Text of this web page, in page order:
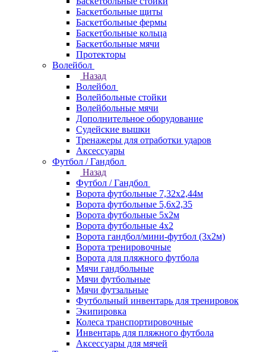
Баскетбольные щиты
Баскетбольные фермы
Баскетбольные кольца
Баскетбольные мячи
Протекторы
Волейбол
Назад
Волейбол
Волейбольные стойки
Волейбольные мячи
Дополнительное оборудование
Судейские вышки
Тренажеры для отработки ударов
Аксессуары
Футбол / Гандбол
Назад
Футбол / Гандбол
Ворота футбольные 7,32х2,44м
Ворота футбольные 5,6х2,35
Ворота футбольные 5х2м
Ворота футбольные 4х2
Ворота гандбол/мини-футбол (3х2м)
Ворота тренировочные
Ворота для пляжного футбола
Мячи гандбольные
Мячи футбольные
Мячи футзальные
Футбольный инвентарь для тренировок
Экипировка
Колеса транспортировочные
Инвентарь для пляжного футбола
Аксессуары для мячей